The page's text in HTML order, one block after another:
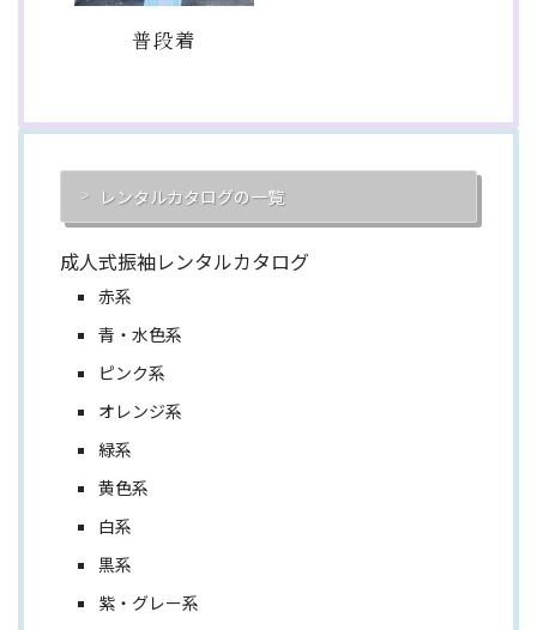
普段着
レンタルカタログの一覧
成人式振袖レンタルカタログ
赤系
青・水色系
ピンク系
オレンジ系
緑系
黄色系
白系
黒系
紫・グレー系